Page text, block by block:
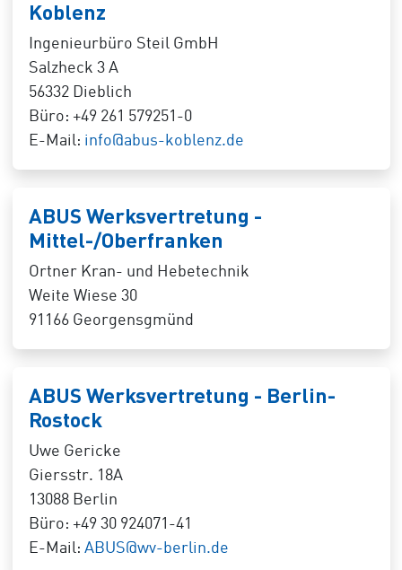
Koblenz
Ingenieurbüro Steil GmbH
Salzheck 3 A
56332 Dieblich
Büro: +49 261 579251-0
E-Mail: info@abus-koblenz.de
ABUS Werksvertretung -
Mittel-/Oberfranken
Ortner Kran- und Hebetechnik
Weite Wiese 30
91166 Georgensgmünd
ABUS Werksvertretung - Berlin-
Rostock
Uwe Gericke
Giersstr. 18A
13088 Berlin
Büro: +49 30 924071-41
E-Mail: ABUS@wv-berlin.de